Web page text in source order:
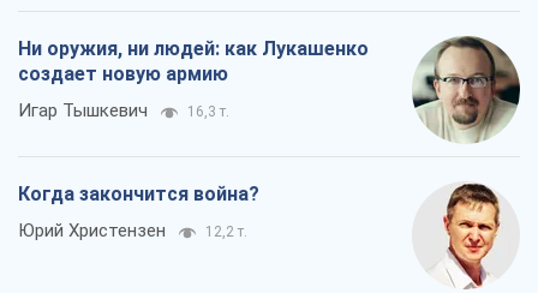
Ни оружия, ни людей: как Лукашенко
создает новую армию
Игар Тышкевич 16,3 т.
Когда закончится война?
Юрий Христензен 12,2 т.